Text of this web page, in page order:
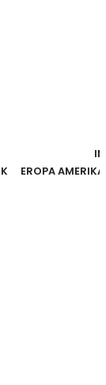
EROPA AMERIKA